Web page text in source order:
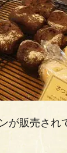
が販売さ